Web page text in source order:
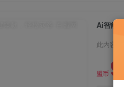
Ai智能
此内容
盟币